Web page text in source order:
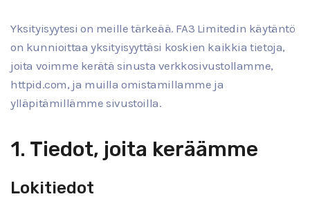
Yksityisyytesi on meille tärkeää. FA3 Limitedin käytäntö
on kunnioittaa yksityisyyttäsi koskien kaikkia tietoja,
joita voimme kerätä sinusta verkkosivustollamme,
httpid.com, ja muilla omistamillamme ja
ylläpitämillämme sivustoilla.
1. Tiedot, joita keräämme
Lokitiedot